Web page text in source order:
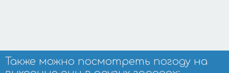
Также можно посмотреть погоду на